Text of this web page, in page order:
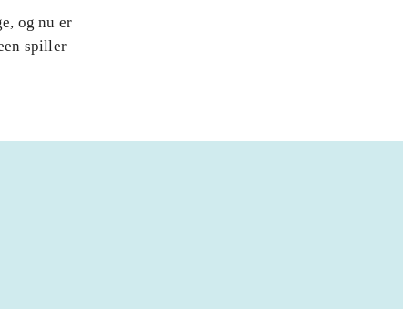
og nu er
spiller